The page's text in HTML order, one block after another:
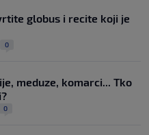
globus i recite koji je
0
meduze, komarci... Tko
0